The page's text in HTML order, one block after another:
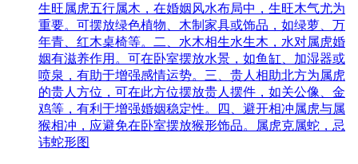
生旺属虎五行属木，在婚姻风水布局中，生旺木气尤为
重要。可摆放绿色植物、木制家具或饰品，如绿萝、万
年青、红木桌椅等。二、水木相生水生木，水对属虎婚
姻有滋养作用。可在卧室摆放水景，如鱼缸、加湿器或
喷泉，有助于增强感情运势。三、贵人相助北方为属虎
的贵人方位，可在此方位摆放贵人摆件，如关公像、金
鸡等，有利于增强婚姻稳定性。四、避开相冲属虎与属
猴相冲，应避免在卧室摆放猴形饰品。属虎克属蛇，忌
讳蛇形图